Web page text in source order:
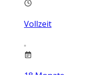
Vollzeit